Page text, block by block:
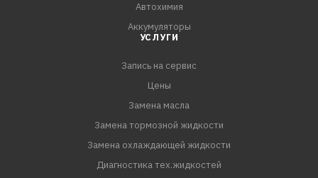
Автохимия
Аккумуляторы
УСЛУГИ
Запись на сервис
Цены
Замена масла
Замена тормозной жидкости
Замена охлаждающей жидкости
Диагностика тех.жидкостей